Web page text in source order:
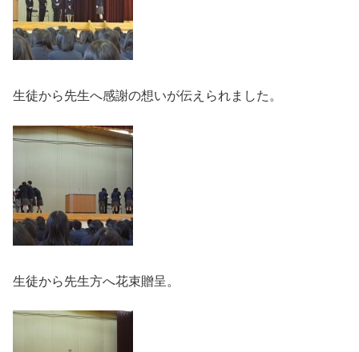
生徒から先生へ感謝の想いが伝えられました。
生徒から先生方へ花束贈呈。